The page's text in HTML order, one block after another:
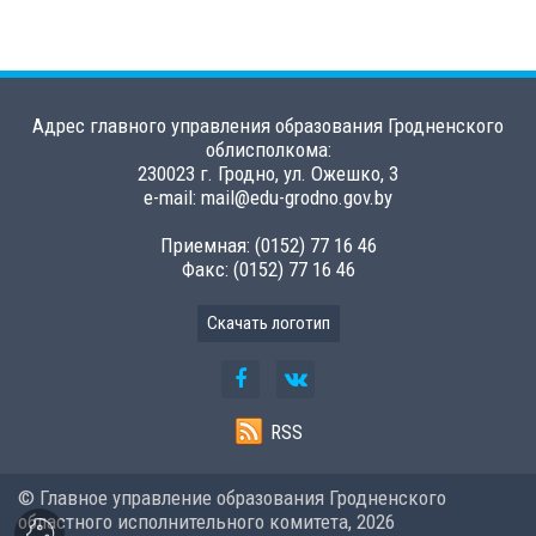
Адрес главного управления образования Гродненского
облисполкома:
230023 г. Гродно, ул. Ожешко, 3
e-mail: mail@edu-grodno.gov.by
Приемная: (0152) 77 16 46
Факс: (0152) 77 16 46
Скачать логотип
RSS
© Главное управление образования Гродненского
областного исполнительного комитета, 2026